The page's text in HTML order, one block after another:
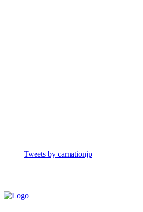
Tweets by carnationjp